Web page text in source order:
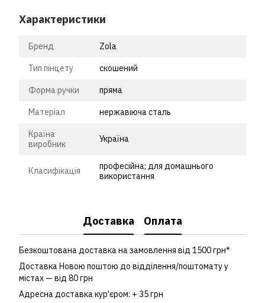
Характеристики
Бренд Zola
Тип пінцету скошений
Форма ручки пряма
Матеріал нержавіюча сталь
Країна
виробник
Україна
Класифікація
професійна; для домашнього
використання
Доставка Оплата
Безкоштована доставка на замовлення від 1500 грн*
Доставка Новою поштою до відділення/поштомату у
містах — від 80 грн
Адресна доставка кур'єром: + 35 грн